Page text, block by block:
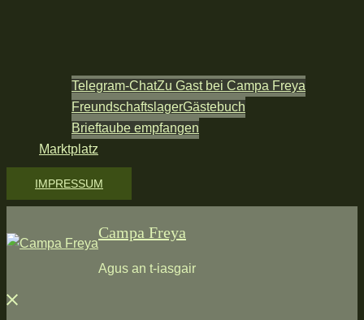
Telegram-ChatZu Gast bei Campa Freya
FreundschaftslagerGästebuch
Brieftaube empfangen
Marktplatz
IMPRESSUM
Campa Freya
Agus an t-iasgair
Menü